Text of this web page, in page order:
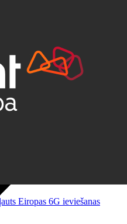
Eiropas 6G ieviešanas